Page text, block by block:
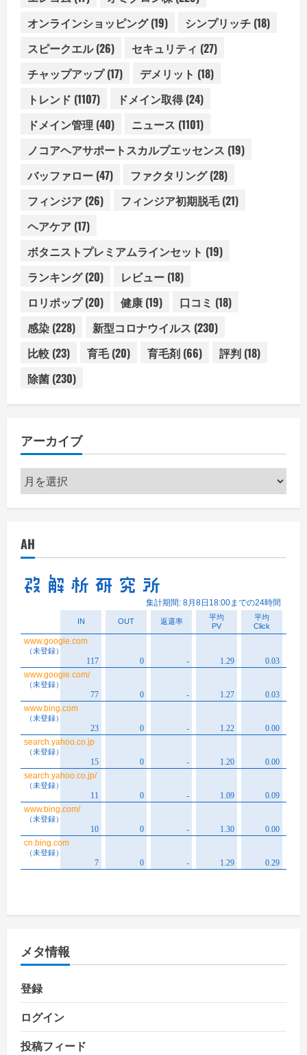
オンラインショッピング(19) シンプリッチ (18)
スピークエル(26) セキュリティ (27)
チャップアップ(17) デメリット (18)
トレンド (1107) ドメイン取得(24)
ドメイン管理 (40) ニュース (1101)
ノコアヘアサポートスカルプエッセンス (19)
バッファロー (47) ファクタリング(28)
フィンジア (26) フィンジア初期脱毛(21)
ヘアケア (17)
ボタニストプレミアムラインセット (19)
ランキング(20) レビュー (18)
ロリポップ(20) 健康 (19) 口コミ (18)
感染 (228) 新型コロナウイルス (230)
比較 (23) 育毛(20) 育毛剤 (66) 評判 (18)
除菌 (230)
アーカイブ
ア
ー
ブ
AH
メタ情報
登録
ログイン
投稿フィード